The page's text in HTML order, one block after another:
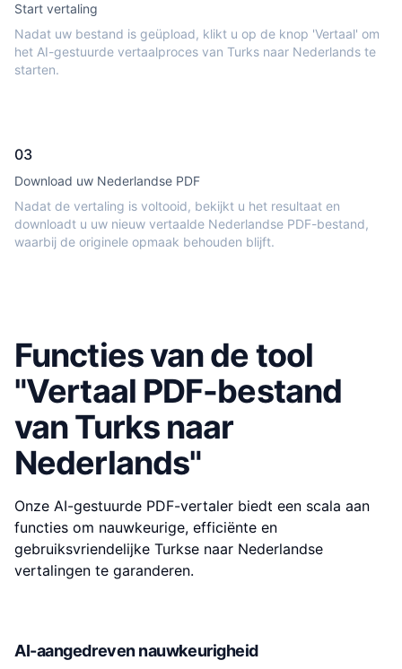
Start vertaling
Nadat uw bestand is geüpload, klikt u op de knop 'Vertaal' om
het AI-gestuurde vertaalproces van Turks naar Nederlands te
starten.
03
Download uw Nederlandse PDF
Nadat de vertaling is voltooid, bekijkt u het resultaat en
downloadt u uw nieuw vertaalde Nederlandse PDF-bestand,
waarbij de originele opmaak behouden blijft.
Functies van de tool
"Vertaal PDF-bestand
van Turks naar
Nederlands"
Onze AI-gestuurde PDF-vertaler biedt een scala aan
functies om nauwkeurige, efficiënte en
gebruiksvriendelijke Turkse naar Nederlandse
vertalingen te garanderen.
AI-aangedreven nauwkeurigheid